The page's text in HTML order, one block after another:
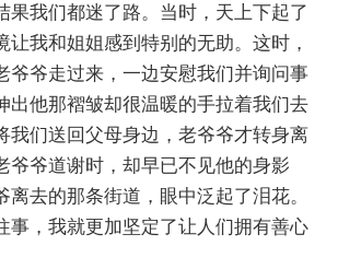
果我们都迷了路。当时，天上下起了
让我和姐姐感到特别的无助。这时，
爷爷走过来，一边安慰我们并询问事
出他那褶皱却很温暖的手拉着我们去
我们送回父母身边，老爷爷才转身离
爷爷道谢时，却早已不见他的身影
离去的那条街道，眼中泛起了泪花。
事，我就更加坚定了让人们拥有善心